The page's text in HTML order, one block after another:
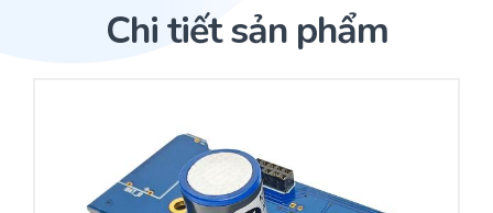
Trang Chủ
Cảm biến ACI
Chi tiết sản phẩm